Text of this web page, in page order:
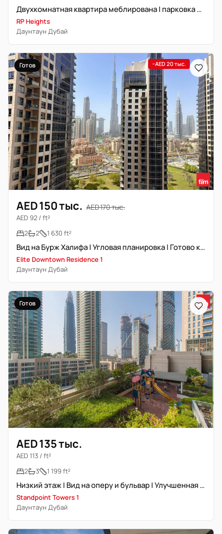
Двухкомнатная квартира меблирована | парковка не включена
RP Heights
Даунтаун Дубай
Готов −AED 20 тыс.
AED 150 тыс. AED 170 тыс.
AED 92 / ft²
2
2 1 630 ft²
Вид на Бурж Халифа | Угловая планировка | Готово к заселению
Elite Downtown Residence 1
Даунтаун Дубай
Готов
AED 135 тыс.
AED 113 / ft²
2
3 1 199 ft²
Низкий этаж | Вид на оперу и бульвар | Улучшенная отделка
Standpoint Towers 1
Даунтаун Дубай